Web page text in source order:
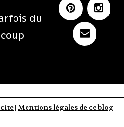
du
| Mentions légales de ce blog